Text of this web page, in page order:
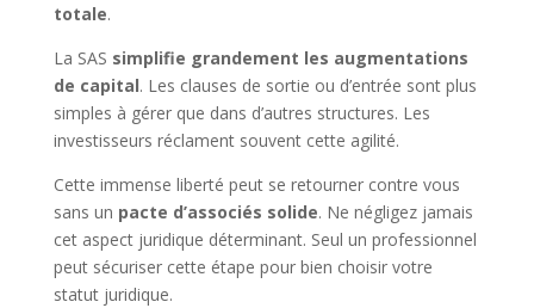
totale.
La SAS simplifie grandement les augmentations
de capital. Les clauses de sortie ou d’entrée sont plus
simples à gérer que dans d’autres structures. Les
investisseurs réclament souvent cette agilité.
Cette immense liberté peut se retourner contre vous
sans un pacte d’associés solide. Ne négligez jamais
cet aspect juridique déterminant. Seul un professionnel
peut sécuriser cette étape pour bien choisir votre
statut juridique.